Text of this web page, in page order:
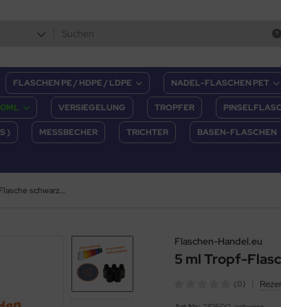
FLASCHEN PE / HDPE / LDPE NADEL-FLASCHEN PET
VERSIEGELUNG TROPFER
) MESSBECHER TRICHTER BASEN-FLASCHEN
5 ml Tropf-Flasche schwarz - PE (transluzent)
Flaschen-Handel.eu
5 ml Tropf-
(0)